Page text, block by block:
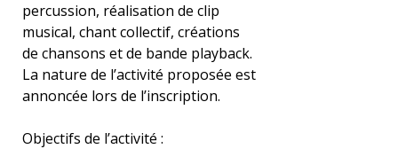
percussion, réalisation de clip
musical, chant collectif, créations
de chansons et de bande playback.
La nature de l’activité proposée est
annoncée lors de l’inscription.
Objectifs de l’activité :